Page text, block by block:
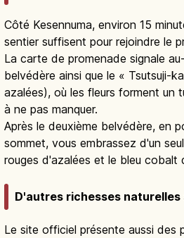
Côté Kesennuma, environ 15
sentier suffisent pour rejoindre le
La carte de promenade signale
belvédère ainsi que le « Tsutsuji-
azalées), où les fleurs forment un
à ne pas manquer.
Après le deuxième belvédère, en
sommet, vous embrassez d'un
rouges d'azalées et le bleu cobalt
D'autres richesses naturelles
Le site officiel présente aussi des